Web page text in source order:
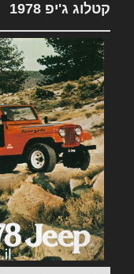
קטלוג ג'יפ 1978